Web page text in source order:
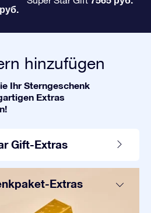
hinzufügen
Ihr Sterngeschenk
Extras
Gift-Extras
Extras